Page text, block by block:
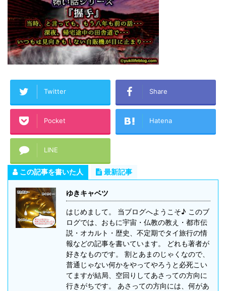
Twitter Share
Pocket Hatena
LINE
この記事を書いた人 最新記事
ゆきキャベツ
はじめまして。 当ブログへようこそ♪ このブ
ログでは、おもに宇宙・仏教の教え・都市伝
説・オカルト・歴史、不定期でタイ旅行の情
報などの記事を書いています。 どれも著者が
好きなものです。 割とあまのじゃくなので、
普通じゃない何かをやってやろうと必死こい
てますが結局、空回りしてあさっての方向に
行きがちです。 あさっての方向には、何があ